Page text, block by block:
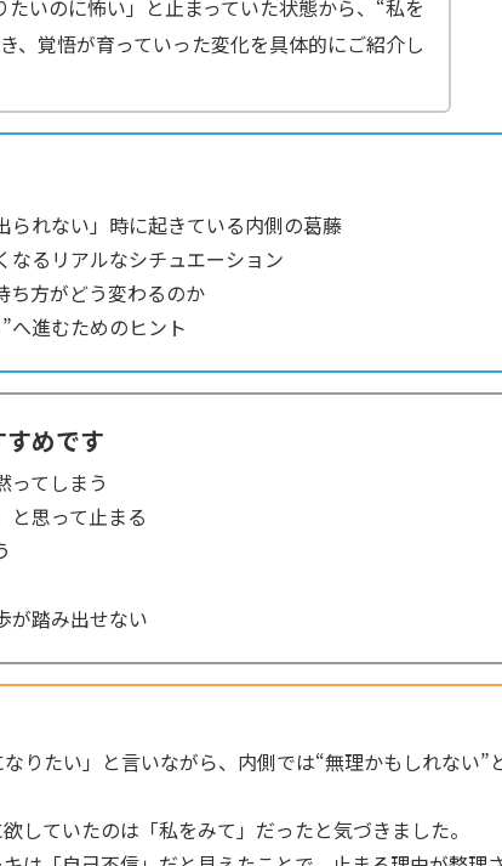
たいのに怖い」と止まっていた状態から、“私を
、覚悟が育っていった変化を具体的にご紹介し
られない」時に起きている内側の葛藤
なるリアルなシチュエーション
ち方がどう変わるのか
へ進むためのヒント
めです
ってしまう
と思って止まる
が踏み出せない
りたい」と言いながら、内側では“無理かもしれない”
していたのは「私をみて」だったと気づきました。